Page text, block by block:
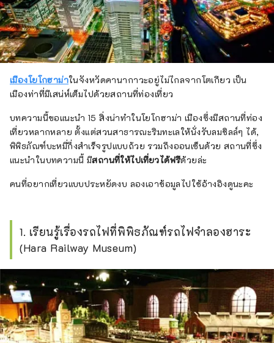
เมืองโยโกฮาม่าในจังหวัดคานากาวะอยู่ไม่ไกลจากโตเกียว เป็น
เมืองท่าที่มีเสน่ห์เต็มไปด้วยสถานที่ท่องเที่ยว
บทความนี้ขอแนะนำ 15 สิ่งน่าทำในโยโกฮาม่า เมืองซึ่งมีสถานที่ท่อง
เที่ยวหลากหลาย ตั้งแต่สวนสาธารณะริมทะเลให้นั่งรับลมชิลล์ๆ ได้,
พิพิธภัณฑ์บะหมี่กึ่งสำเร็จรูปแบบถ้วย รวมถึงออนเซ็นด้วย สถานที่ซึ่ง
แนะนำในบทความนี้ มีสถานที่ให้ไปเที่ยวได้ฟรีด้วยล่ะ
คนที่อยากเที่ยวแบบประหยัดงบ ลองเอาข้อมูลไปใช้อ้างอิงดูนะคะ
1. เรียนรู้เรื่องรถไฟที่พิพิธภัณฑ์รถไฟจำลองฮาระ
(Hara Railway Museum)